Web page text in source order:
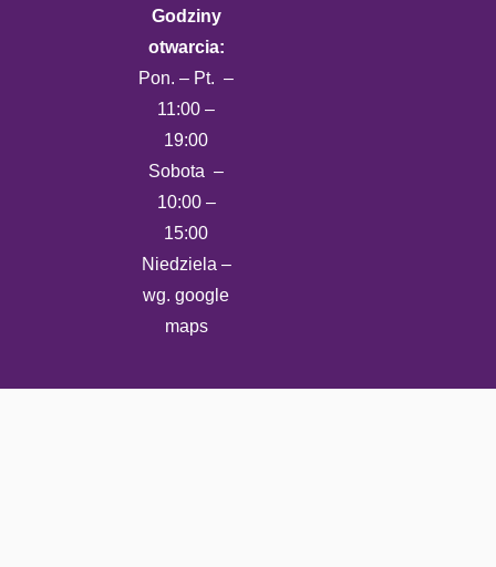
Godziny
otwarcia:
Pon. – Pt. –
11:00 –
19:00
Sobota –
10:00 –
15:00
Niedziela –
wg. google
maps